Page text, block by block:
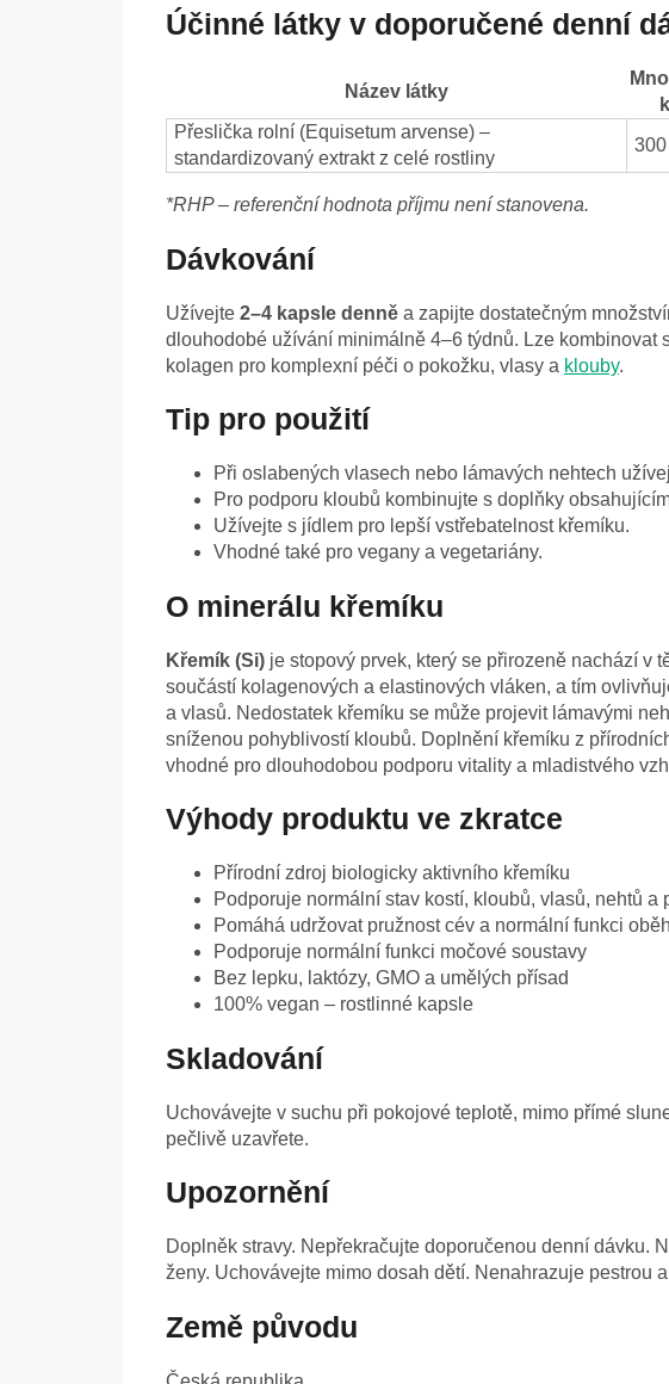
Účinné látky v doporučené denní
Název látky
Přeslička rolní (Equisetum arvense) –
standardizovaný extrakt z celé rostliny
*RHP – referenční hodnota příjmu není stanovena.
Dávkování
Užívejte 2–4 kapsle denně a zapijte dostatečným
dlouhodobé užívání minimálně 4–6 týdnů. Lze
kolagen pro komplexní péči o pokožku, vlasy a klouby.
Tip pro použití
Při oslabených vlasech nebo lámavých nehtech
Pro podporu kloubů kombinujte s doplňky
Užívejte s jídlem pro lepší vstřebatelnost křemíku.
Vhodné také pro vegany a vegetariány.
O minerálu křemíku
Křemík (Si) je stopový prvek, který se přirozeně nachází v
součástí kolagenových a elastinových vláken, a tím
a vlasů. Nedostatek křemíku se může projevit lámavými
sníženou pohyblivostí kloubů. Doplnění křemíku z
vhodné pro dlouhodobou podporu vitality a mladistvého
Výhody produktu ve zkratce
Přírodní zdroj biologicky aktivního křemíku
Podporuje normální stav kostí, kloubů, vlasů, nehtů a
Pomáhá udržovat pružnost cév a normální funkci
Podporuje normální funkci močové soustavy
Bez lepku, laktózy, GMO a umělých přísad
100% vegan – rostlinné kapsle
Skladování
Uchovávejte v suchu při pokojové teplotě, mimo přímé
pečlivě uzavřete.
Upozornění
Doplněk stravy. Nepřekračujte doporučenou denní dávku.
ženy. Uchovávejte mimo dosah dětí. Nenahrazuje pestrou
Země původu